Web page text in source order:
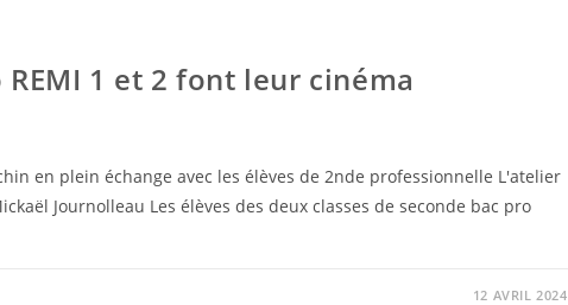
REMI 1 et 2 font leur cinéma
en plein échange avec les élèves de 2nde professionnelle L'atelier
Journolleau Les élèves des deux classes de seconde bac pro
12 AVRIL 2024